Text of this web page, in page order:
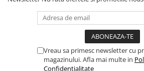
Vreau sa primesc newsletter cu
magazinului. Afla mai multe in
Confidentialitate